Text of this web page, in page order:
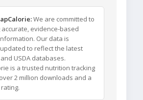
We are committed to
evidence-based
Our data is
to reflect the latest
USDA databases.
is a trusted nutrition tracking
2 million downloads and a